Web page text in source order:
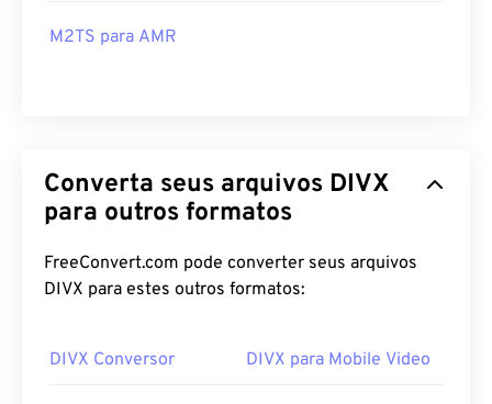
M2TS para AMR
Converta seus arquivos DIVX
para outros formatos
FreeConvert.com pode converter seus arquivos
DIVX para estes outros formatos:
DIVX Conversor DIVX para Mobile Video